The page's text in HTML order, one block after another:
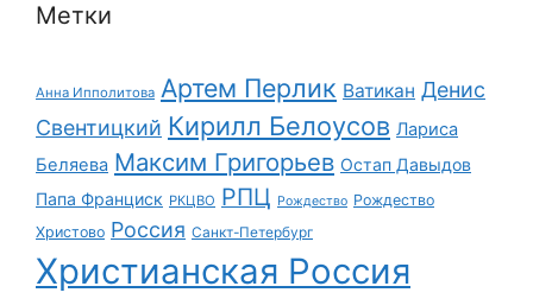
Метки
Анна Ипполитова Артем Перлик Ватикан Денис
Свентицкий Кирилл Белоусов Лариса
Беляева Максим Григорьев Остап Давыдов
Папа Франциск РКЦВО РПЦ Рождество Рождество
Христово Россия Санкт-Петербург
Христианская Россия